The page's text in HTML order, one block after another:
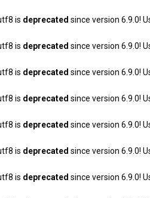
is deprecated since version 6.9.0!
is deprecated since version 6.9.0!
is deprecated since version 6.9.0!
is deprecated since version 6.9.0!
is deprecated since version 6.9.0!
is deprecated since version 6.9.0!
is deprecated since version 6.9.0!